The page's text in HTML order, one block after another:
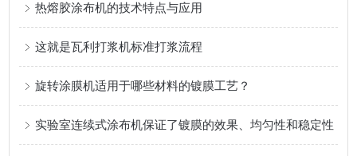
热熔胶涂布机的技术特点与应用
这就是瓦利打浆机标准打浆流程
旋转涂膜机适用于哪些材料的镀膜工艺？
实验室连续式涂布机保证了镀膜的效果、均匀性和稳定性